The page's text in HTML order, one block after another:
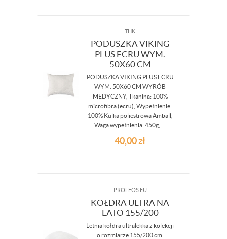
THK
PODUSZKA VIKING
PLUS ECRU WYM.
50X60 CM
PODUSZKA VIKING PLUS ECRU
WYM. 50X60 CM WYRÓB
MEDYCZNY, Tkanina: 100%
microfibra (ecru), Wypełnienie:
100% Kulka poliestrowa Amball,
Waga wypełnienia: 450g, ...
40,00zł
PROFEOS.EU
KOŁDRA ULTRA NA
LATO 155/200
Letnia kołdra ultralekka z kolekcji
o rozmiarze 155/200 cm.